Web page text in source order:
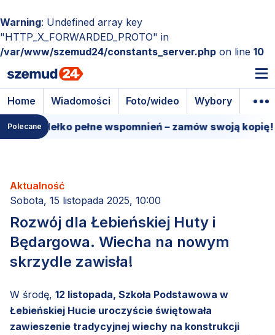
Warning: Undefined array key
"HTTP_X_FORWARDED_PROTO" in
/var/www/szemud24/constants_server.php on line 10
Home Wiadomości Foto/wideo Wybory
Polecane
pudełko pełne wspomnień – zamów swoją kopię!
Aktualność
Sobota, 15 listopada 2025, 10:00
Rozwój dla Łebieńskiej Huty i
Będargowa. Wiecha na nowym
skrzydle zawisła!
W środę, 12 listopada, Szkoła Podstawowa w
Łebieńskiej Hucie uroczyście świętowała
zawieszenie tradycyjnej wiechy na konstrukcji